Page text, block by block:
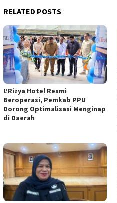
RELATED POSTS
L’Rizya Hotel Resmi
Beroperasi, Pemkab PPU
Dorong Optimalisasi Menginap
di Daerah